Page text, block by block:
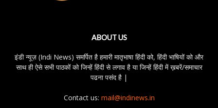
ABOUT US
इंडी न्यूज़ (Indi News) समर्पित है हमारी मातृभाषा हिंदी को, हिंदी भाषियों को और
साथ ही ऐसे सभी पाठकों को जिन्हें हिंदी से लगाव है या जिन्हें हिंदी में ख़बरें/समाचार
पढना पसंद है |
Contact us: mail@indinews.in